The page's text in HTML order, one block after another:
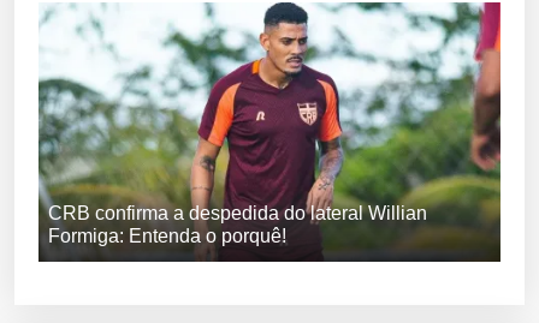
CRB confirma a despedida do lateral Willian
Formiga: Entenda o porquê!